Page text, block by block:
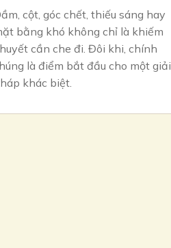
cột, góc chết, thiếu sáng hay
bằng khó không chỉ là khiếm
cần che đi. Đôi khi, chính
là điểm bắt đầu cho một giải
khác biệt.